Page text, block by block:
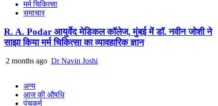
मर्म चिकित्सा
समाचार
R. A. Podar आयुर्वेद मेडिकल कॉलेज, मुंबई में डॉ. नवीन जोशी ने
साझा किया मर्म चिकित्सा का व्यावहारिक ज्ञान
2 months ago Dr Navin Joshi
अन्य
आज की औषधि
पंचकर्म